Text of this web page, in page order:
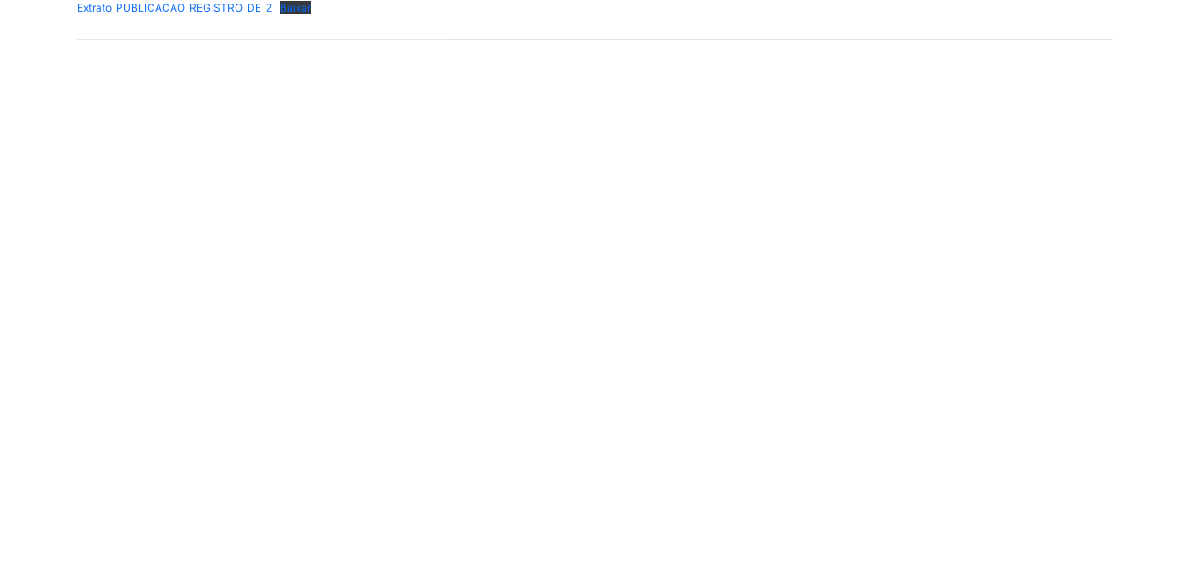
Extrato_PUBLICACAO_REGISTRO_DE_2 Baixar